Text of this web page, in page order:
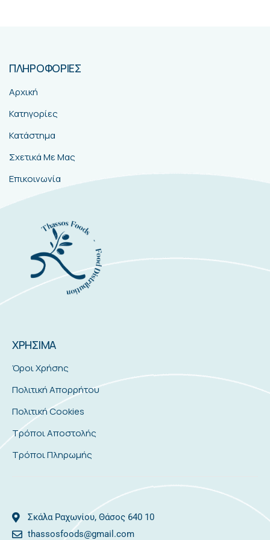
ΠΛΗΡΟΦΟΡΙΕΣ
Αρχική
Κατηγορίες
Κατάστημα
Σχετικά Με Μας
Επικοινωνία
ΧΡΗΣΙΜΑ
Όροι Χρήσης
Πολιτική Απορρήτου
Πολιτική Cookies
Τρόποι Αποστολής
Τρόποι Πληρωμής
Σκάλα Ραχωνίου, Θάσος 640 10
thassosfoods@gmail.com